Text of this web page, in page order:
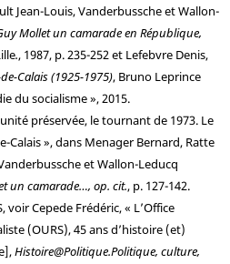
Jean-Louis,VanderbusscheetWallon-
Mollet un camarade en République,
., 1987, p. 235-252 et LefebvreDenis,
Calais (1925-1975), Bruno Leprince
du socialisme », 2015.
préservée, le tournant de 1973. Le
Calais », dans MenagerBernard, Ratte
etWallon-Leducq
un camarade…, op. cit., p. 127-142.
voirCepedeFrédéric, « L’Office
(OURS), 45 ans d’histoire (et)
Histoire@Politique.Politique, culture,